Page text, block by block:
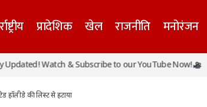
प्रादेशिक खेल राजनीति मनोरंजन
इसलिए
हरियाणा
Watch & Subscribe to our YouTube Now!
हॉलीडे की लिस्ट से हटाया